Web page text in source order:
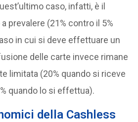
caso, infatti, è il
prevalere (21% contro il 5%
in cui si deve effettuare un
delle carte invece rimane
limitata (20% quando si riceve
quando lo si effettua).
della Cashless